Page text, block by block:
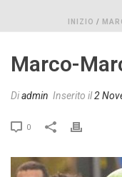
INIZIO /
Marco-
Diadmin Inserito il2
0